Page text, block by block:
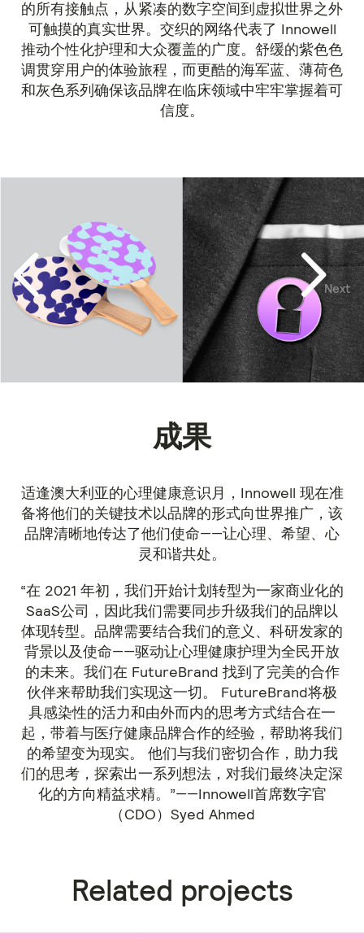
的所有接触点，从紧凑的数字空间到虚拟世界之外
可触摸的真实世界。交织的网络代表了 Innowell
推动个性化护理和大众覆盖的广度。舒缓的紫色色
调贯穿用户的体验旅程，而更酷的海军蓝、薄荷色
和灰色系列确保该品牌在临床领域中牢牢掌握着可
信度。
Previous
Next
成果
适逢澳大利亚的心理健康意识月，Innowell 现在准
备将他们的关键技术以品牌的形式向世界推广，该
品牌清晰地传达了他们使命——让心理、希望、心
灵和谐共处。
“在 2021 年初，我们开始计划转型为一家商业化的
SaaS公司，因此我们需要同步升级我们的品牌以
体现转型。品牌需要结合我们的意义、科研发家的
背景以及使命——驱动让心理健康护理为全民开放
的未来。我们在 FutureBrand 找到了完美的合作
伙伴来帮助我们实现这一切。 FutureBrand将极
具感染性的活力和由外而内的思考方式结合在一
起，带着与医疗健康品牌合作的经验，帮助将我们
的希望变为现实。 他们与我们密切合作，助力我
们的思考，探索出一系列想法，对我们最终决定深
化的方向精益求精。”——Innowell首席数字官
（CDO）Syed Ahmed
Related projects